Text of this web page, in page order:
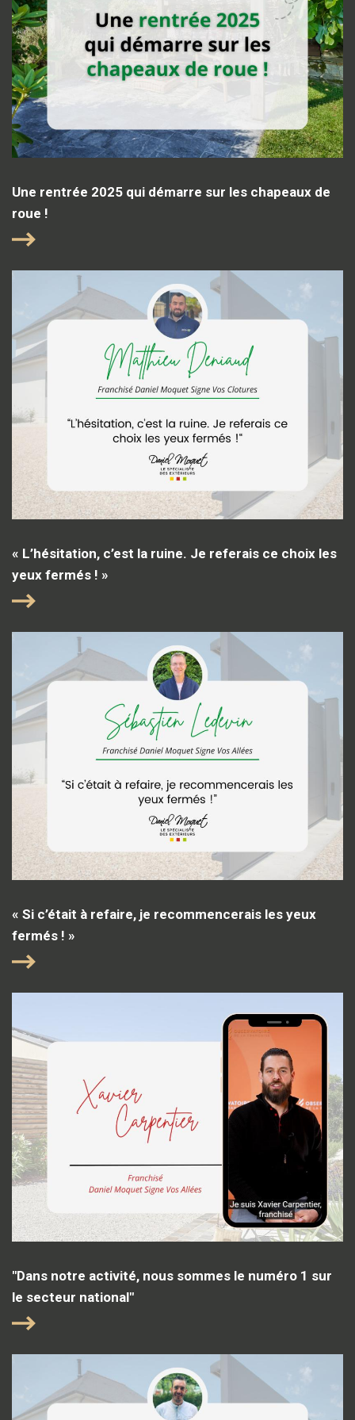
Une rentrée 2025 qui démarre sur les chapeaux de
roue !
« L’hésitation, c’est la ruine. Je referais ce choix les
yeux fermés ! »
« Si c’était à refaire, je recommencerais les yeux
fermés ! »
"Dans notre activité, nous sommes le numéro 1 sur
le secteur national"